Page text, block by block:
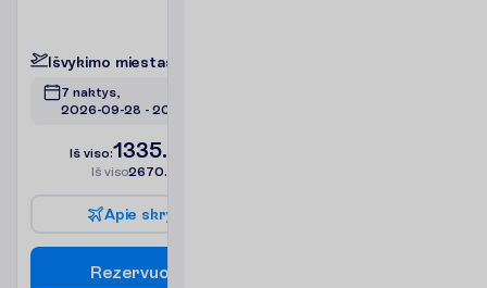
Išvykimo miestas
7 naktys,
2026-09-28 - 2026-10-05
Iš viso:1335.00
Iš viso2670.00
Apie skry
Rezervuo